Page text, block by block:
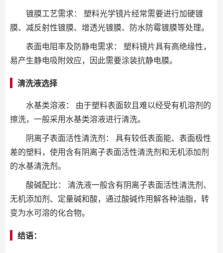
镀膜工艺需求： 塑料光学镜片经常需要进行加硬镀
膜、减反射性镀膜、增透光镀膜、防水防霉镀膜等处理。
表面电阻率及防静电需求： 塑料镜片具有高绝缘性，
易产生静电吸附效应，因此需要涂装抗静电膜。
清洗液选择
水基类溶液： 由于塑料表面软且难以经受有机溶剂的
擦洗，一般采用水基类溶液进行清洗。
阴离子表面活性清洗剂： 具有较低表面能、表面极性
差的塑料，使用含有阴离子表面活性清洗剂和无机添加剂
的水基清洗剂。
酸碱配比： 清洗液一般含有阴离子表面活性清洗剂、
无机添加剂、定量碱和酸，通过酸碱作用解各种油脂，转
变为水可溶的化合物。
结语：